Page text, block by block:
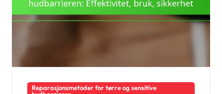
Reparasjonsmetoder for tørre og sensitive